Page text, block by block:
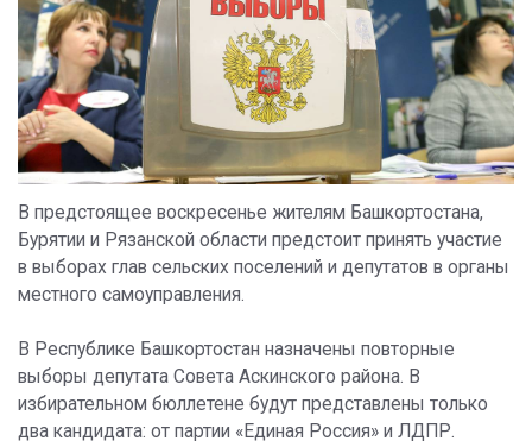
В предстоящее воскресенье жителям Башкортостана,
Бурятии и Рязанской области предстоит принять участие
в выборах глав сельских поселений и депутатов в органы
местного самоуправления.
В Республике Башкортостан назначены повторные
выборы депутата Совета Аскинского района. В
избирательном бюллетене будут представлены только
два кандидата: от партии «Единая Россия» и ЛДПР.